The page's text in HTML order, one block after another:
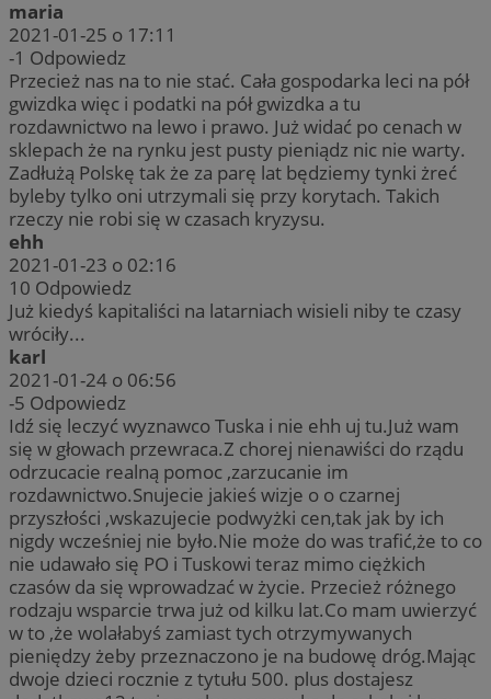
maria
2021-01-25 o 17:11
-1 Odpowiedz
Przecież nas na to nie stać. Cała gospodarka leci na pół
gwizdka więc i podatki na pół gwizdka a tu
rozdawnictwo na lewo i prawo. Już widać po cenach w
sklepach że na rynku jest pusty pieniądz nic nie warty.
Zadłużą Polskę tak że za parę lat będziemy tynki żreć
byleby tylko oni utrzymali się przy korytach. Takich
rzeczy nie robi się w czasach kryzysu.
ehh
2021-01-23 o 02:16
10 Odpowiedz
Już kiedyś kapitaliści na latarniach wisieli niby te czasy
wróciły...
karl
2021-01-24 o 06:56
-5 Odpowiedz
Idź się leczyć wyznawco Tuska i nie ehh uj tu.Już wam
się w głowach przewraca.Z chorej nienawiści do rządu
odrzucacie realną pomoc ,zarzucanie im
rozdawnictwo.Snujecie jakieś wizje o o czarnej
przyszłości ,wskazujecie podwyżki cen,tak jak by ich
nigdy wcześniej nie było.Nie może do was trafić,że to co
nie udawało się PO i Tuskowi teraz mimo ciężkich
czasów da się wprowadzać w życie. Przecież różnego
rodzaju wsparcie trwa już od kilku lat.Co mam uwierzyć
w to ,że wolałabyś zamiast tych otrzymywanych
pieniędzy żeby przeznaczono je na budowę dróg.Mając
dwoje dzieci rocznie z tytułu 500. plus dostajesz